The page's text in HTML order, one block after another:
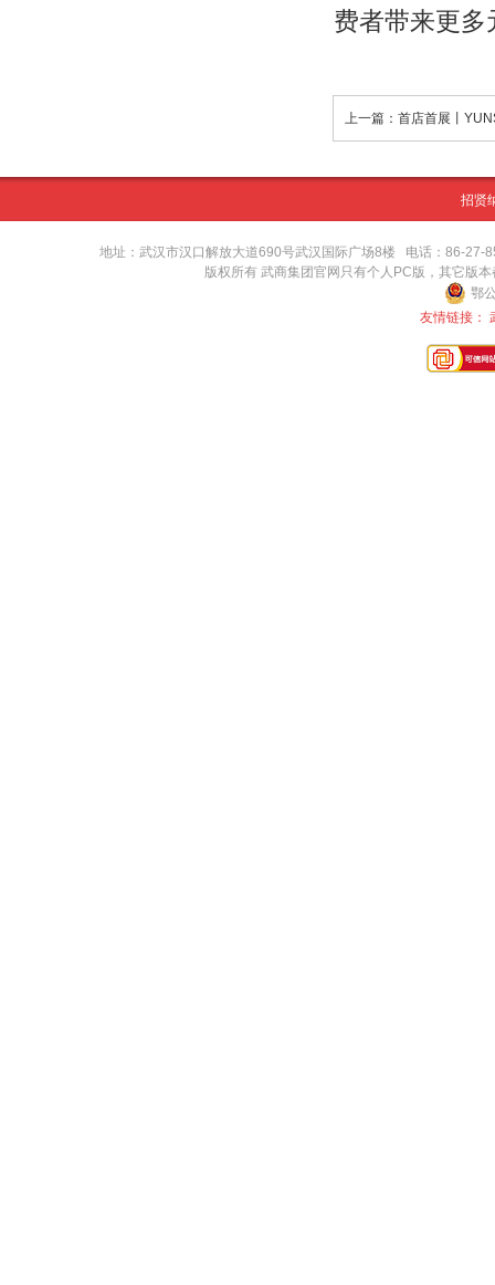
费者带来更
招贤
地址：武汉市汉口解放大道690号武汉国际广场8楼 电话：86-
版权所有 武商集团官网只有个人PC版，其它版
鄂
友情链接：